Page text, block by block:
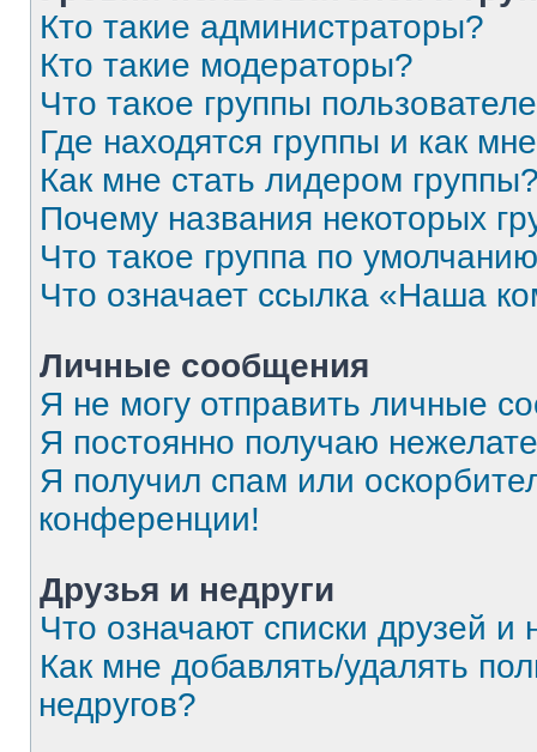
Кто такие администраторы?
Кто такие модераторы?
Что такое группы
Где находятся группы и как
Как мне стать лидером
Почему названия некоторых
Что такое группа по
Что означает ссылка «Наша
Личные сообщения
Я не могу отправить личные
Я постоянно получаю
Я получил спам или
конференции!
Друзья и недруги
Что означают списки друзей и
Как мне добавлять/удалять
недругов?